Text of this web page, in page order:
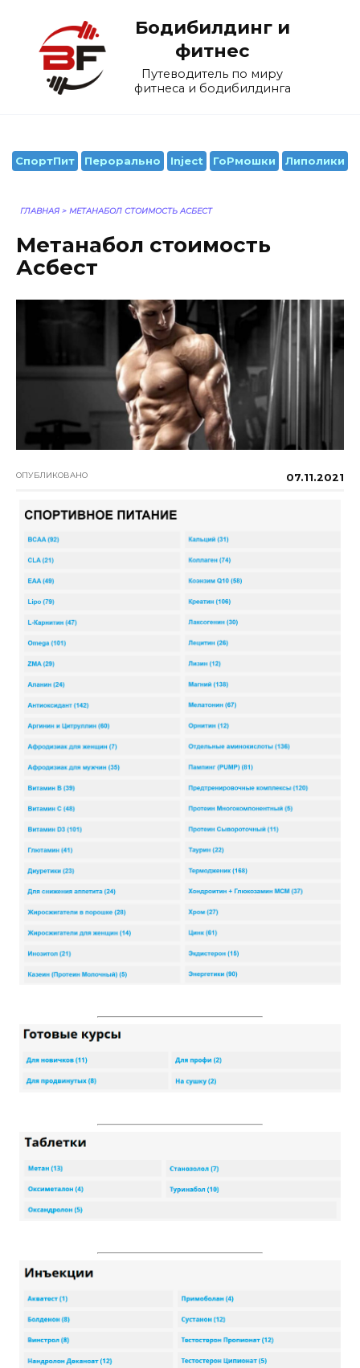
содержанию
Бодибилдинг и
фитнес
Путеводитель по миру
фитнеса и бодибилдинга
СпортПит Перорально Inject ГоРмошки Липолики
ГЛАВНАЯ > МЕТАНАБОЛ СТОИМОСТЬ АСБЕСТ
Метанабол стоимость
Асбест
ОПУБЛИКОВАНО 07.11.2021